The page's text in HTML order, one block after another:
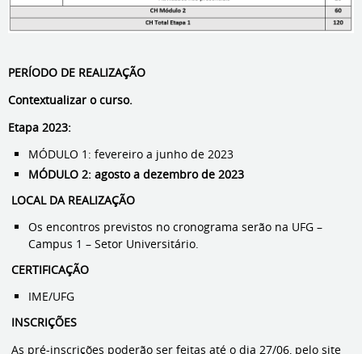
PERÍODO DE REALIZAÇÃO
Contextualizar o curso.
Etapa 2023:
MÓDULO 1: fevereiro a junho de 2023
MÓDULO 2: agosto a dezembro de 2023
LOCAL DA REALIZAÇÃO
Os encontros previstos no cronograma serão na UFG –
Campus 1 – Setor Universitário.
CERTIFICAÇÃO
IME/UFG
INSCRIÇÕES
As pré-inscrições poderão ser feitas até o dia 27/06, pelo site